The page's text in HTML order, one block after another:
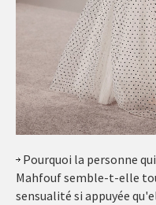
Pourquoi la personne
Mahfouf semble-t-elle
sensualité si appuyée